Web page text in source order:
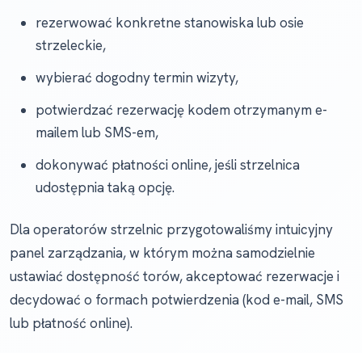
rezerwować konkretne stanowiska lub osie
strzeleckie,
wybierać dogodny termin wizyty,
potwierdzać rezerwację kodem otrzymanym e-
mailem lub SMS-em,
dokonywać płatności online, jeśli strzelnica
udostępnia taką opcję.
Dla operatorów strzelnic przygotowaliśmy intuicyjny
panel zarządzania, w którym można samodzielnie
ustawiać dostępność torów, akceptować rezerwacje i
decydować o formach potwierdzenia (kod e-mail, SMS
lub płatność online).